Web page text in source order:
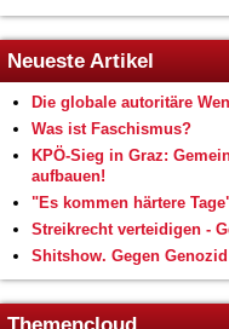
Neueste Artikel
Die globale autoritäre
Was ist Faschismus?
KPÖ-Sieg in Graz:
aufbauen!
"Es kommen härtere
Streikrecht verteidigen -
Shitshow. Gegen